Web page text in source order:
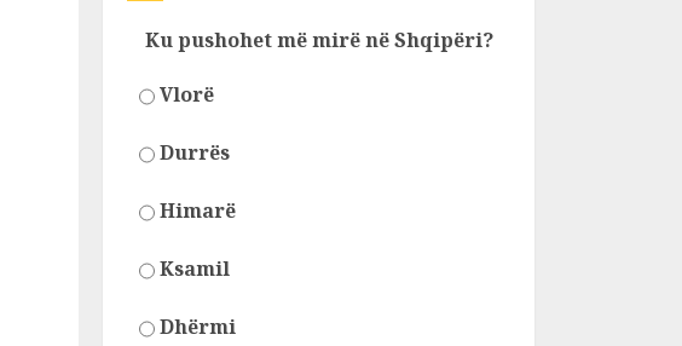
Ku pushohet më mirë në Shqipëri?
Vlorë
Durrës
Himarë
Ksamil
Dhërmi